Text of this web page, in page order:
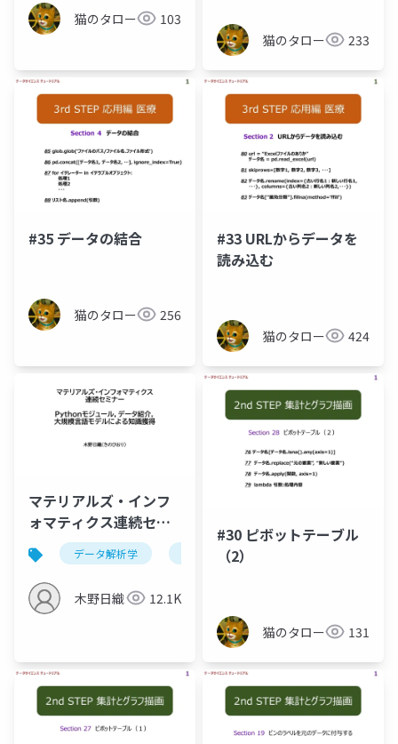
猫のタロー
103
猫のタロー
233
#35 データの結合
猫のタロー 256
#33 URLからデータを
読み込む
猫のタロー 424
マテリアルズ・インフ
ォマティクス連続セミ
ナー,最低限のPython
package,データ紹
介,LLMによる知識獲得
データ解析学
木野日織 12.1K
#30 ピボットテーブル
（2）
猫のタロー 131